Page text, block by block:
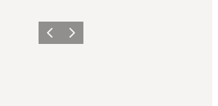
ZurückWeiter